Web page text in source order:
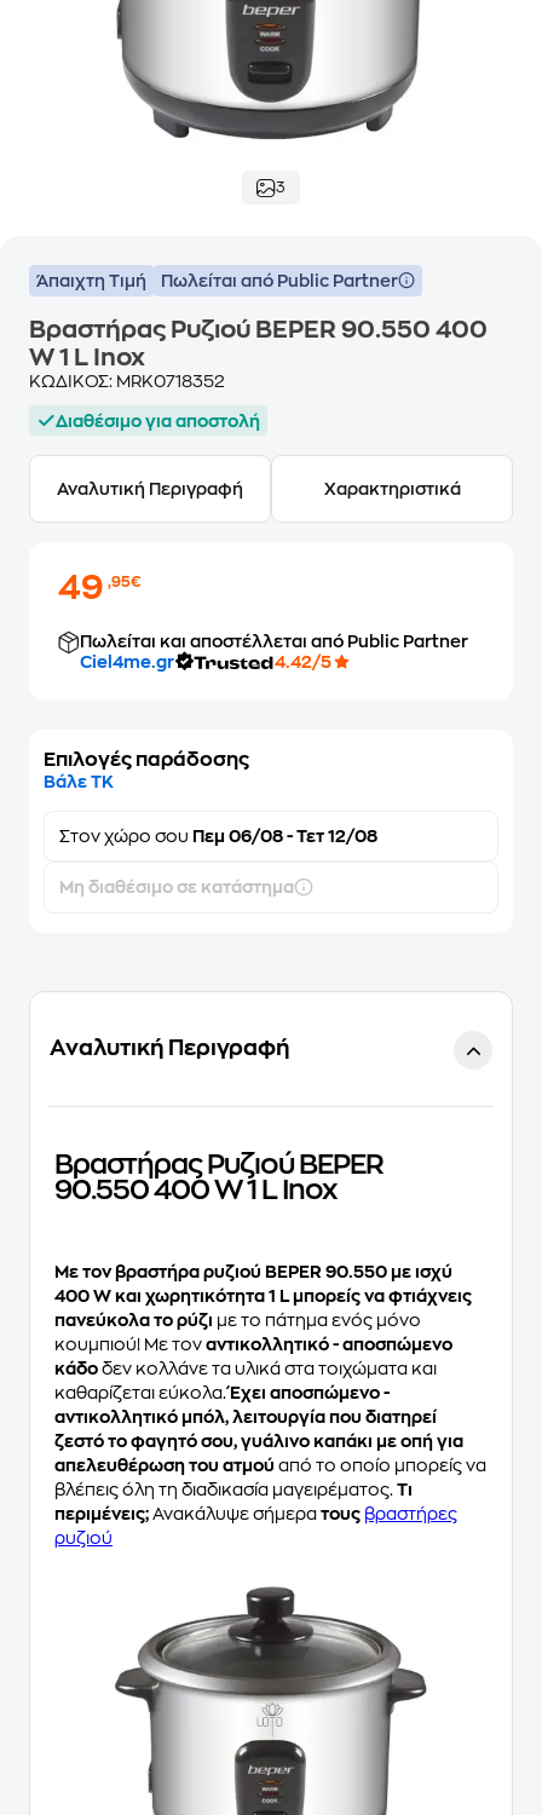
3
Άπαιχτη Τιμή Πωλείται από Public Partner
Βραστήρας Ρυζιού BEPER 90.550 400
W 1 L Inox
ΚΩΔΙΚΟΣ: MRK0718352
Διαθέσιμο για αποστολή
Αναλυτική Περιγραφή Χαρακτηριστικά
49,95€
Πωλείται και αποστέλλεται από Public Partner
Ciel4me.gr
4.42/5
Επιλογές παράδοσης
Βάλε ΤΚ
Στον χώρο σου Πεμ 06/08 - Τετ 12/08
Μη διαθέσιμο σε κατάστημα
Αναλυτική Περιγραφή
Βραστήρας Ρυζιού BEPER
90.550 400 W 1 L Inox
Με τον βραστήρα ρυζιού BEPER 90.550 με ισχύ
400 W και χωρητικότητα 1 L μπορείς να φτιάχνεις
πανεύκολα το ρύζι με το πάτημα ενός μόνο
κουμπιού! Με τον αντικολλητικό - αποσπώμενο
κάδο δεν κολλάνε τα υλικά στα τοιχώματα και
καθαρίζεται εύκολα.Έχει αποσπώμενο -
αντικολλητικό μπόλ, λειτουργία που διατηρεί
ζεστό το φαγητό σου, γυάλινο καπάκι με οπή για
απελευθέρωση του ατμού από το οποίο μπορείς να
βλέπεις όλη τη διαδικασία μαγειρέματος. Τι
περιμένεις; Ανακάλυψε σήμερα τους βραστήρες
ρυζιού